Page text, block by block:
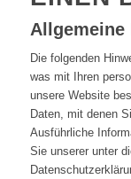
Allgemeine
Die folgenden
was mit Ihren
unsere Website
Daten, mit denen
Ausführliche
Sie unserer unter